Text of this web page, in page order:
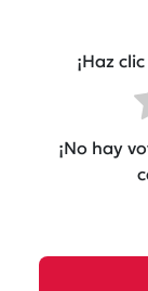
¡Haz
¡No hay